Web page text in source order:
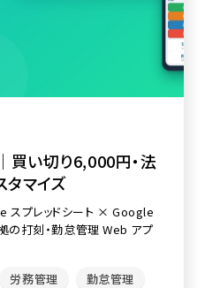
買い切り6,000円・法
タマイズ
スプレッドシート × Google
の打刻・勤怠管理 Web アプ
労務管理
勤怠管理